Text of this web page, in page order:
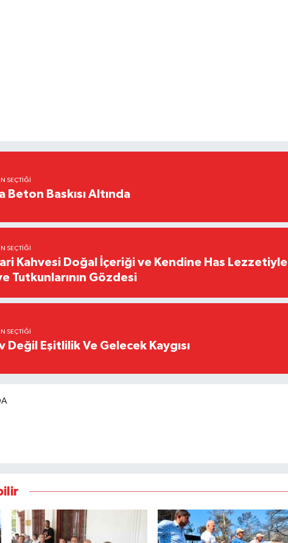
SEÇTIĞI
Beton Baskısı Altında
SEÇTIĞI
Kahvesi Doğal İçeriği ve Kendine Has Lezzetiyle
Tutkunlarının Gözdesi
SEÇTIĞI
Değil Eşitlilik Ve Gelecek Kaygısı